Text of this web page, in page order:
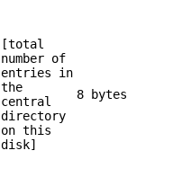
[total
number of
entries in
the
central
directory
on this
disk]
8 bytes